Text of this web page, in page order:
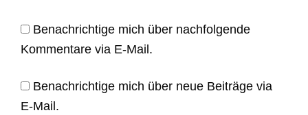
Benachrichtige mich über nachfolgende
Kommentare via E-Mail.
Benachrichtige mich über neue Beiträge via
E-Mail.